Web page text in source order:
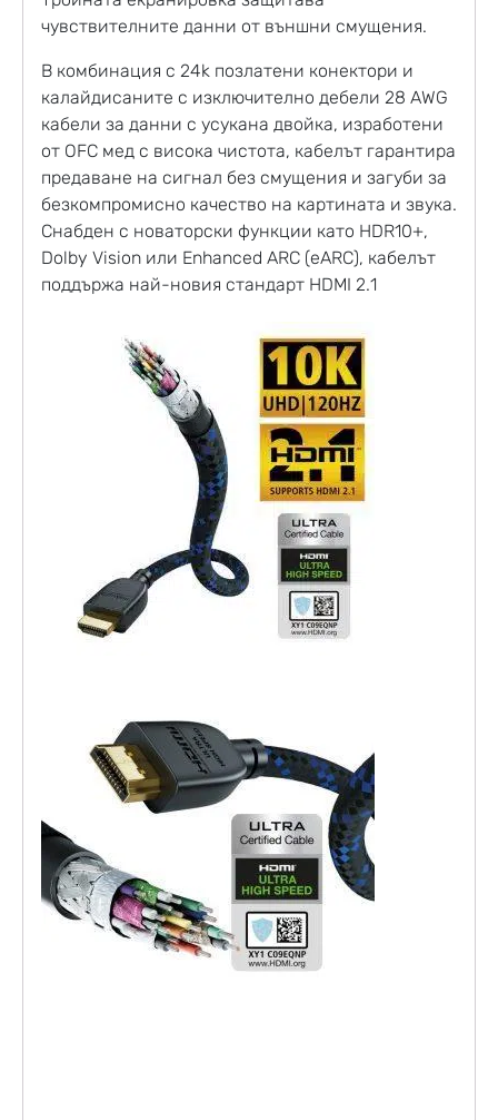
чувствителните данни от външни смущения.
В комбинация с 24k позлатени конектори и
калайдисаните с изключително дебели 28 AWG
кабели за данни с усукана двойка, изработени
от OFC мед с висока чистота, кабелът гарантира
предаване на сигнал без смущения и загуби за
безкомпромисно качество на картината и звука.
Снабден с новаторски функции като HDR10+,
Dolby Vision или Enhanced ARC (eARC), кабелът
поддържа най-новия стандарт HDMI 2.1